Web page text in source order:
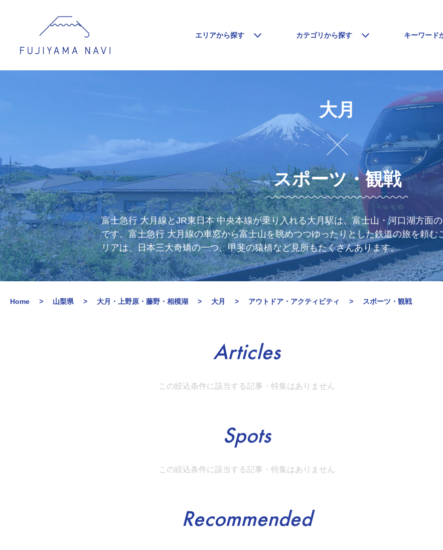
エリアから探す カテゴリから探す キーワード
大月
スポーツ・観戦
富士急行 大月線とJR東日本 中央本線が乗り入れる大月駅は、富士山・河口湖方面
です。富士急行 大月線の車窓から富士山を眺めつつゆったりとした鉄道の旅を頼む
リアは、日本三大奇矯の一つ、甲斐の猿橋など見所もたくさんあります。
Home 山梨県 大月・上野原・藤野・相模湖 大月 アウトドア・アクティビティ スポーツ・観戦
Articles
この絞込条件に該当する記事・特集はありません
Spots
この絞込条件に該当する記事・特集はありません
Recommended